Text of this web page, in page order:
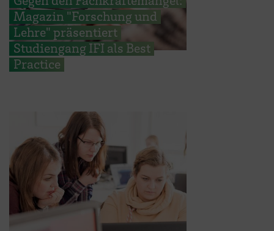
Magazin "Forschung und
Lehre" präsentiert
Studiengang IFI als Best
Practice